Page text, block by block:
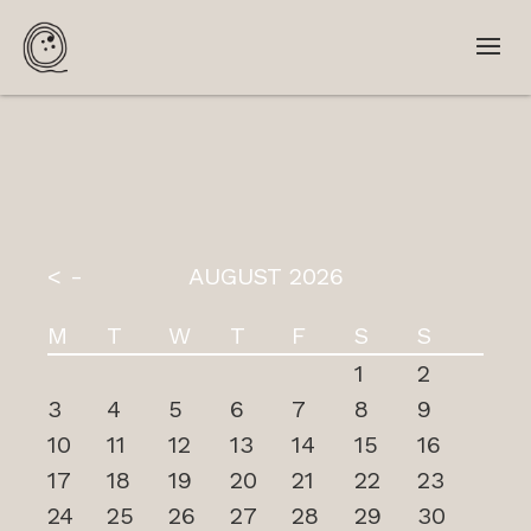
AUGUST 2026
M T W T F S S
< -
1
2
3
4 5 6 7 8
9
10
11 12 13 14 15
16
17
18 19 20 21 22
23
24
25 26 27 28 29 30